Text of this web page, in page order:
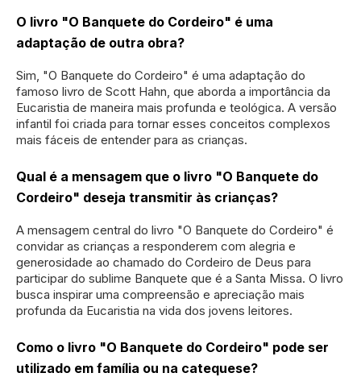
O livro "O Banquete do Cordeiro" é uma
adaptação de outra obra?
Sim, "O Banquete do Cordeiro" é uma adaptação do
famoso livro de Scott Hahn, que aborda a importância da
Eucaristia de maneira mais profunda e teológica. A versão
infantil foi criada para tornar esses conceitos complexos
mais fáceis de entender para as crianças.
Qual é a mensagem que o livro "O Banquete do
Cordeiro" deseja transmitir às crianças?
A mensagem central do livro "O Banquete do Cordeiro" é
convidar as crianças a responderem com alegria e
generosidade ao chamado do Cordeiro de Deus para
participar do sublime Banquete que é a Santa Missa. O livro
busca inspirar uma compreensão e apreciação mais
profunda da Eucaristia na vida dos jovens leitores.
Como o livro "O Banquete do Cordeiro" pode ser
utilizado em família ou na catequese?